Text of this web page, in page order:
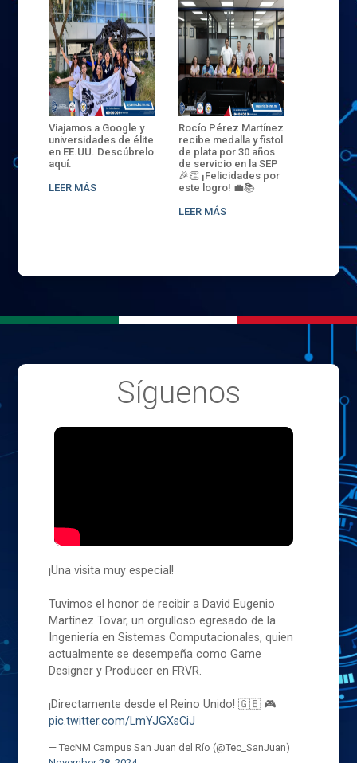
Viajamos a Google y
universidades de élite
en EE.UU. Descúbrelo
aquí.
LEER MÁS
Rocío Pérez Martínez
recibe medalla y fistol
de plata por 30 años
de servicio en la SEP
🎉👏 ¡Felicidades por
este logro! 💼📚
LEER MÁS
ENECB-
del
batalla.
32
sede
Síguenos
¡Una visita muy especial!
Tuvimos el honor de recibir a David Eugenio
Martínez Tovar, un orgulloso egresado de la
Ingeniería en Sistemas Computacionales, quien
actualmente se desempeña como Game
Designer y Producer en FRVR.
¡Directamente desde el Reino Unido! 🇬🇧 🎮
pic.twitter.com/LmYJGXsCiJ
— TecNM Campus San Juan del Río (@Tec_SanJuan)